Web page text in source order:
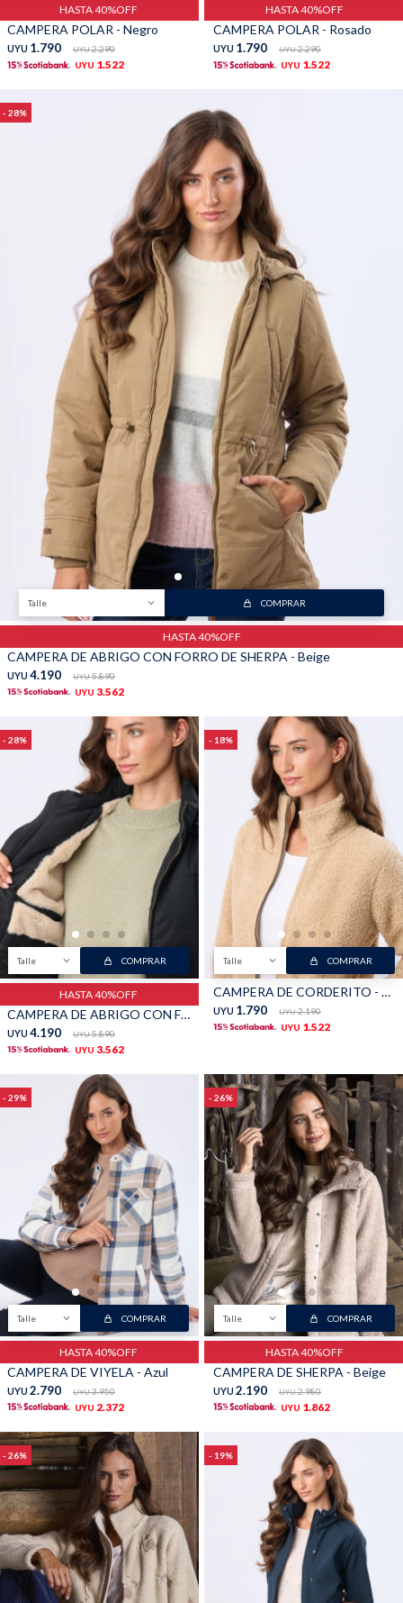
HASTA 40%OFF
CAMPERA POLAR - Negro
UYU 1.790 UYU 2.290
UYU 1.522
HASTA 40%OFF
CAMPERA POLAR - Rosado
UYU 1.790 UYU 2.290
UYU 1.522
28
Talle COMPRAR
HASTA 40%OFF
CAMPERA DE ABRIGO CON FORRO DE SHERPA - Beige
UYU 4.190 UYU 5.890
UYU 3.562
28
Talle COMPRAR
HASTA 40%OFF
CAMPERA DE ABRIGO CON FORRO DE SHERPA - Negro
UYU 4.190 UYU 5.890
UYU 3.562
18
Talle COMPRAR
CAMPERA DE CORDERITO - Beige
UYU 1.790 UYU 2.190
UYU 1.522
29
Talle COMPRAR
HASTA 40%OFF
CAMPERA DE VIYELA - Azul
UYU 2.790 UYU 3.950
UYU 2.372
26
Talle COMPRAR
HASTA 40%OFF
CAMPERA DE SHERPA - Beige
UYU 2.190 UYU 2.980
UYU 1.862
26 19